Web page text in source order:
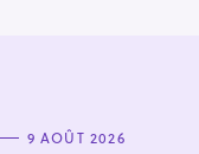
9 AOÛT 2026